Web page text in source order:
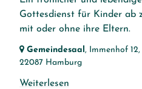
Gottesdienst für Kinder ab
mit oder ohne ihre Eltern.
Gemeindesaal , Immenhof 12,
22087 Hamburg
Weiterlesen